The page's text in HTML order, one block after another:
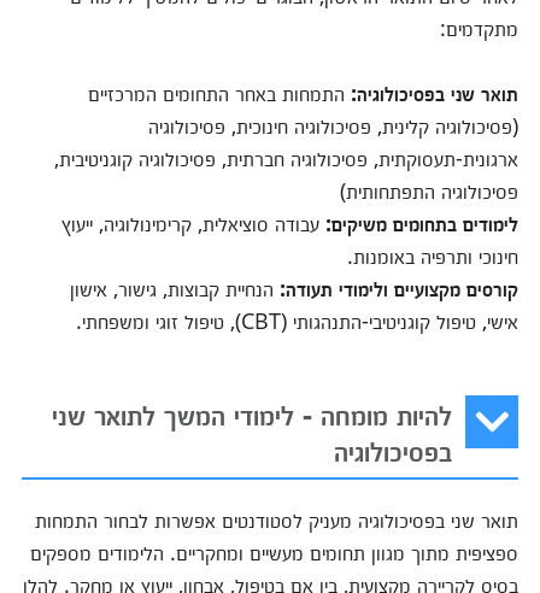
מתקדמים:
תואר שני בפסיכולוגיה: התמחות באחר התחומים המרכזיים
(פסיכולוגיה קלינית, פסיכולוגיה חינוכית, פסיכולוגיה
ארגונית-תעסוקתית, פסיכולוגיה חברתית, פסיכולוגיה קוגניטיבית,
פסיכולוגיה התפתחותית)
לימודים בתחומים משיקים: עבודה סוציאלית, קרימינולוגיה, ייעוץ
חינוכי ותרפיה באומנות.
קורסים מקצועיים ולימודי תעודה: הנחיית קבוצות, גישור, אישון
אישי, טיפול קוגניטיבי-התנהגותי (CBT), טיפול זוגי ומשפחתי.
להיות מומחה - לימודי המשך לתואר שני
בפסיכולוגיה
תואר שני בפסיכולוגיה מעניק לסטודנטים אפשרות לבחור התמחות
ספציפית מתוך מגוון תחומים מעשיים ומחקריים. הלימודים מספקים
בסיס לקריירה מקצועית, בין אם בטיפול, אבחון, ייעוץ או מחקר. להלן